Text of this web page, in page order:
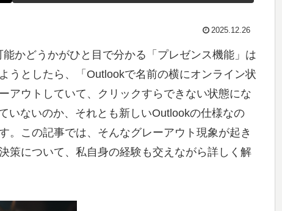
2025.12.26
かどうかがひと目で分かる「プレゼンス機能」は
うとしたら、「Outlookで名前の横にオンライン状
アウトしていて、クリックすらできない状態にな
いないのか、それとも新しいOutlookの仕様なの
。この記事では、そんなグレーアウト現象が起き
策について、私自身の経験も交えながら詳しく解